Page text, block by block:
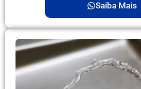
Saiba Mais